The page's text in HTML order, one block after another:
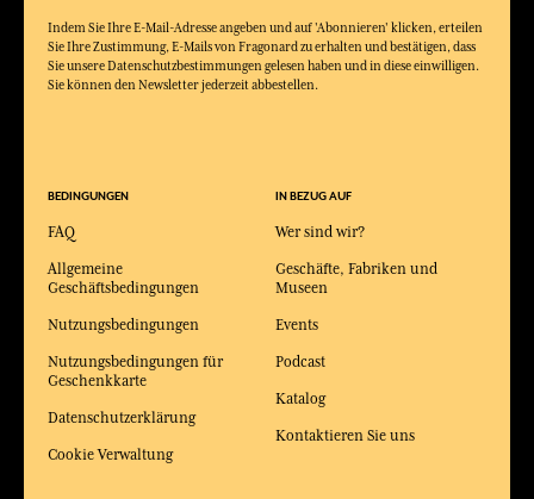
Indem Sie Ihre E-Mail-Adresse angeben und auf 'Abonnieren' klicken, erteilen
Sie Ihre Zustimmung, E-Mails von Fragonard zu erhalten und bestätigen, dass
Sie unsere Datenschutzbestimmungen gelesen haben und in diese einwilligen.
Sie können den Newsletter jederzeit abbestellen.
BEDINGUNGEN
FAQ
Allgemeine
Geschäftsbedingungen
Nutzungsbedingungen
Nutzungsbedingungen für
Geschenkkarte
Datenschutzerklärung
Cookie Verwaltung
IN BEZUG AUF
Wer sind wir?
Geschäfte, Fabriken und
Museen
Events
Podcast
Katalog
Kontaktieren Sie uns